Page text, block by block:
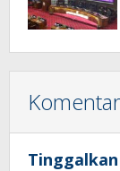
Komentar